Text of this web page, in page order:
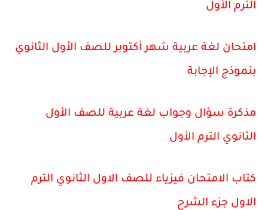
الترم الأول
امتحان لغة عربية شهر أكتوبر للصف الأول الثانوي
بنموذج الإجابة
مذكرة سؤال وجواب لغة عربية للصف الأول
الثانوي الترم الأول
كتاب الامتحان فيزياء للصف الاول الثانوي الترم
الاول جزء الشرح